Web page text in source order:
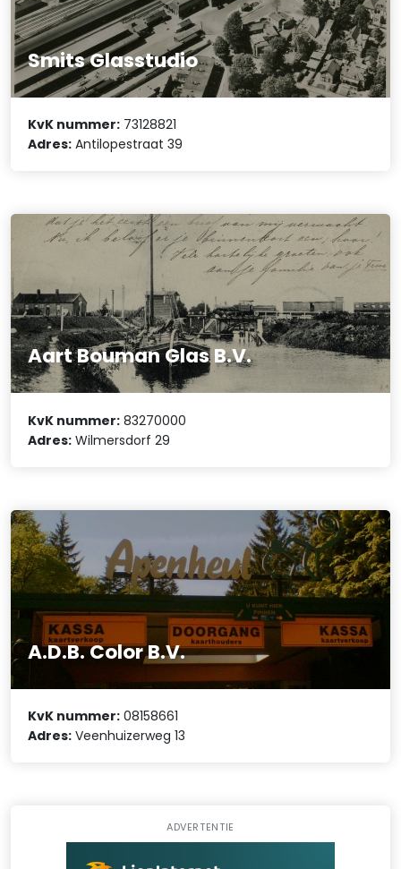
Smits Glasstudio
KvK nummer: 73128821
Adres: Antilopestraat 39
Aart Bouman Glas B.V.
KvK nummer: 83270000
Adres: Wilmersdorf 29
A.D.B. Color B.V.
KvK nummer: 08158661
Adres: Veenhuizerweg 13
ADVERTENTIE